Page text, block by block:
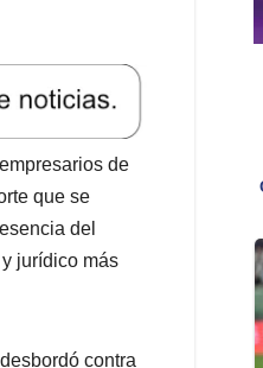
de
que se
del
jurídico más
contra